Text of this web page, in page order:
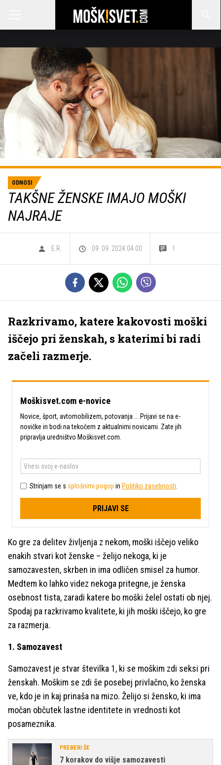
ODNOSI
TAKŠNE ŽENSKE IMAJO MOŠKI
NAJRAJE
E.R. 09. 09. 2024 04.00 1
Razkrivamo, katere kakovosti moški
iščejo pri ženskah, s katerimi bi radi
začeli razmerje.
Moškisvet.com e-novice
Novice, šport, avtomobilizem, potovanja ... Prijavi se na e-
novičke in bodi na tekočem z aktualnimi novicami. Zate jih
pripravlja uredništvo Moškisvet.com.
Strinjam se s splošnimi pogoji in Politiko zasebnosti
PRIJAVI SE
Ko gre za delitev življenja z nekom, moški iščejo veliko
enakih stvari kot ženske – želijo nekoga, ki je
samozavesten, skrben in ima odličen smisel za humor.
Medtem ko lahko videz nekoga pritegne, je ženska
osebnost tista, zaradi katere bo moški želel ostati ob njej.
Spodaj pa razkrivamo kvalitete, ki jih moški iščejo, ko gre
za razmerja.
1. Samozavest
Samozavest je stvar številka 1, ki se moškim zdi seksi pri
ženskah. Moškim se zdi še posebej privlačno, ko ženska
ve, kdo je in kaj prinaša na mizo. Želijo si žensko, ki ima
močan občutek lastne identitete in vrednosti kot
posameznika.
PREBERI ŠE
7 korakov do višje samozavesti